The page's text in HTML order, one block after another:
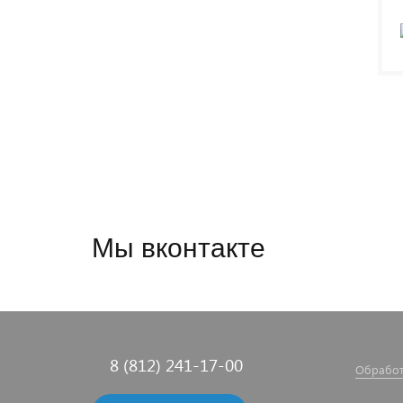
Мы вконтакте
8 (812) 241-17-00